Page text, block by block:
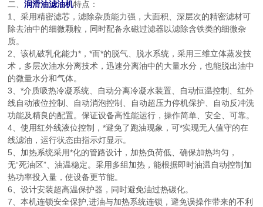
二、润滑油滤油机特点：
1、采用精密滤芯，滤除杂质能力强，大面积、深层次的精密滤材可
除去油中的细微颗粒，同时配备永磁过滤器以滤除含铁类的细微杂
质。
2、该机破乳化能力*，*而*的脱气、脱水系统，采用三维立体蒸发技
术，多层次油水分离技术，迅速分离油中的大量水分，也能脱出油中
的微量水分和气体。
3、*介质吸热冷凝系统、自动分离冷凝水装置、自动恒温控制、红外
线自动液位控制、自动消泡控制、自动超压力停机保护、自动反冲洗
功能及精良的配置。保证设备高性能运行，操作简单、安全、可靠。
4、使用红外线液位控制，*避免了跑油现象，可*实现无人值守的在
线滤油，运行状态由指示灯显示。
5、加热系统采用*化的管路设计，加热负荷低、确保加热均匀，
无“死油区”、油温稳定。采用多组加热，能根据即时油温自动控制加
热功率投入量，使设备更节能。
6、设计安装超高温保护器，同时避免油过热碳化。
7、本机连锁安全保护,进油与加热系统连锁，避免误操作带来的不利